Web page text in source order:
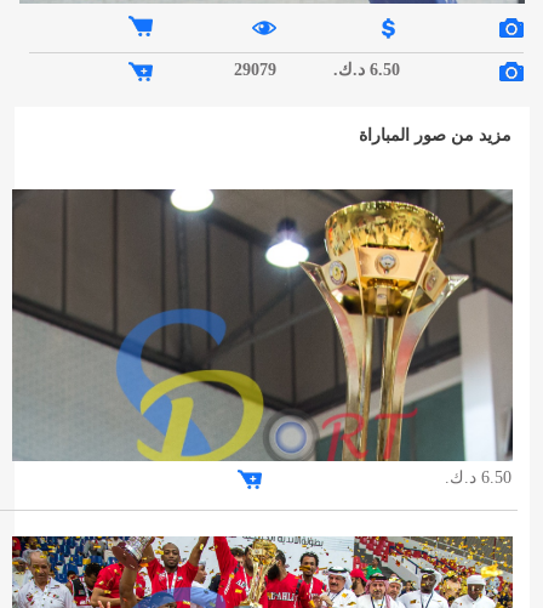
6.50 د.ك. 29079
مزيد من صور المباراة
6.50 د.ك.